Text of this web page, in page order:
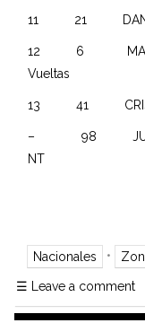
11 21 DANIEL
12 6 MARCO
Vueltas
13 41
– 98 JUAN
NT
Nacionales •
☰ Leave a comment